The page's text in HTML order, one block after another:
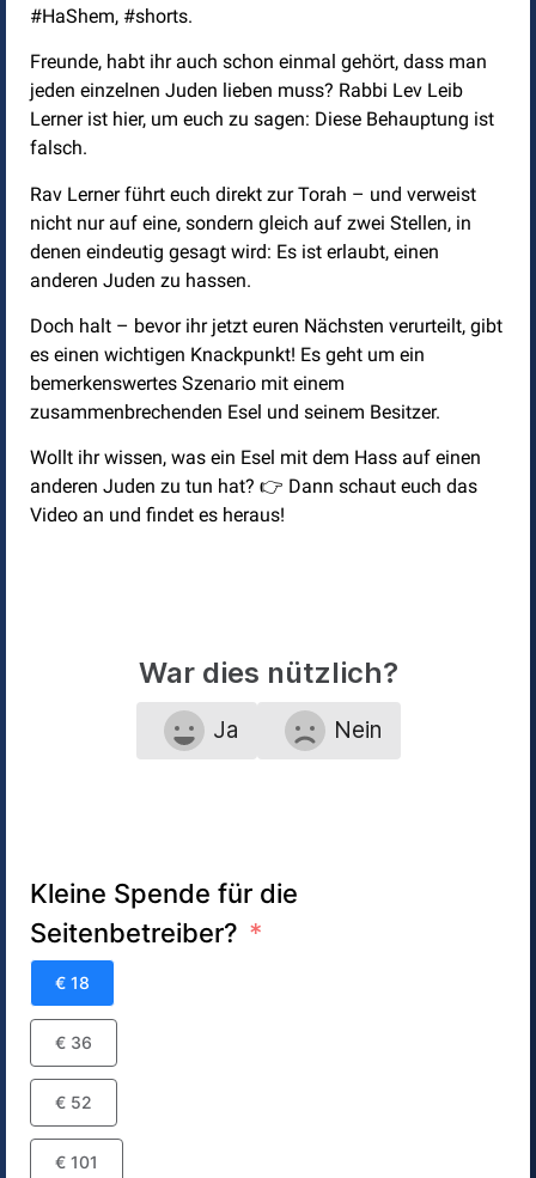
#HaShem, #shorts.
Freunde, habt ihr auch schon einmal gehört, dass man
jeden einzelnen Juden lieben muss? Rabbi Lev Leib
Lerner ist hier, um euch zu sagen: Diese Behauptung ist
falsch.
Rav Lerner führt euch direkt zur Torah – und verweist
nicht nur auf eine, sondern gleich auf zwei Stellen, in
denen eindeutig gesagt wird: Es ist erlaubt, einen
anderen Juden zu hassen.
Doch halt – bevor ihr jetzt euren Nächsten verurteilt, gibt
es einen wichtigen Knackpunkt! Es geht um ein
bemerkenswertes Szenario mit einem
zusammenbrechenden Esel und seinem Besitzer.
Wollt ihr wissen, was ein Esel mit dem Hass auf einen
anderen Juden zu tun hat? 👉 Dann schaut euch das
Video an und findet es heraus!
War dies nützlich?
Ja Nein
Kleine Spende für die
Seitenbetreiber?
€ 18
€ 36
€ 52
€ 101